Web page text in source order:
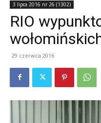
3 lipca 2016 nr 26 (1302)
RIO
29 czerwca 2016